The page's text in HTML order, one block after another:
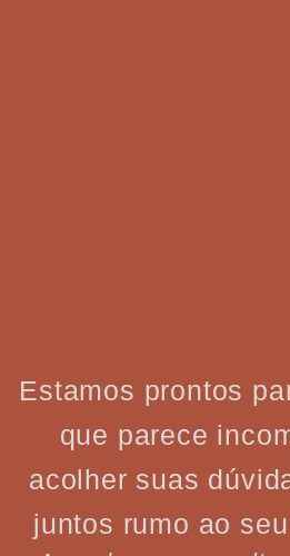
Estamos prontos
que parece
acolher suas
juntos rumo ao